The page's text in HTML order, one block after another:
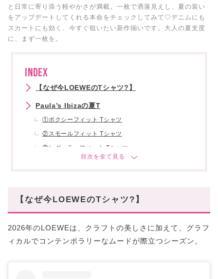
と日常に寄り添う軽やかさが満載。一枚で洒落見えし、夏の装い
をアップデートしてくれる本命をチェックしてみて♡デニムにも
スカートにも効く、今すぐ狙いたい新作揃いです。大人の夏支度
に、まず一枚を。
INDEX
【なぜ今LOEWEのTシャツ?】
Paula’s Ibizaの夏T
①ボクシーフィット Tシャツ
②スモールフィット Tシャツ
③レギュラーフィット Tシャツ
②ラグランスリーブTシャツ
スタハ編集部の「おすすめTシャツ」レビュー動
【なぜ今LOEWEのTシャツ?】
2026年のLOEWEは、クラフトの美しさに加えて、グラフ
ィカルでコンテンポラリーなムードが際立つシーズン。